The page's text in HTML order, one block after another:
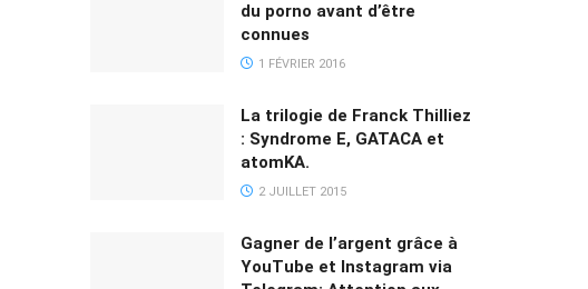
du porno avant d’être
connues
1 FÉVRIER 2016
La trilogie de Franck Thilliez
: Syndrome E, GATACA et
atomKA.
2 JUILLET 2015
Gagner de l’argent grâce à
YouTube et Instagram via